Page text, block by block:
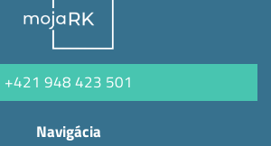
+421 948 423 501
Navigácia